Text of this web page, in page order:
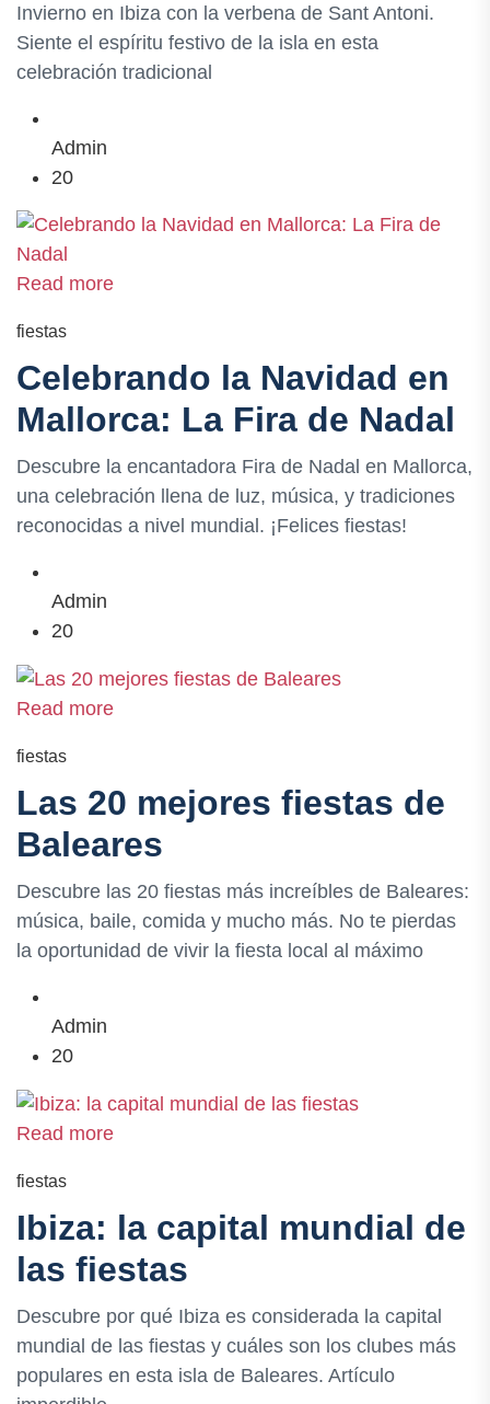
Invierno en Ibiza con la verbena de Sant Antoni.
Siente el espíritu festivo de la isla en esta
celebración tradicional
Admin
20
Read more
fiestas
Celebrando la Navidad en
Mallorca: La Fira de Nadal
Descubre la encantadora Fira de Nadal en Mallorca,
una celebración llena de luz, música, y tradiciones
reconocidas a nivel mundial. ¡Felices fiestas!
Admin
20
Read more
fiestas
Las 20 mejores fiestas de
Baleares
Descubre las 20 fiestas más increíbles de Baleares:
música, baile, comida y mucho más. No te pierdas
la oportunidad de vivir la fiesta local al máximo
Admin
20
Read more
fiestas
Ibiza: la capital mundial de
las fiestas
Descubre por qué Ibiza es considerada la capital
mundial de las fiestas y cuáles son los clubes más
populares en esta isla de Baleares. Artículo